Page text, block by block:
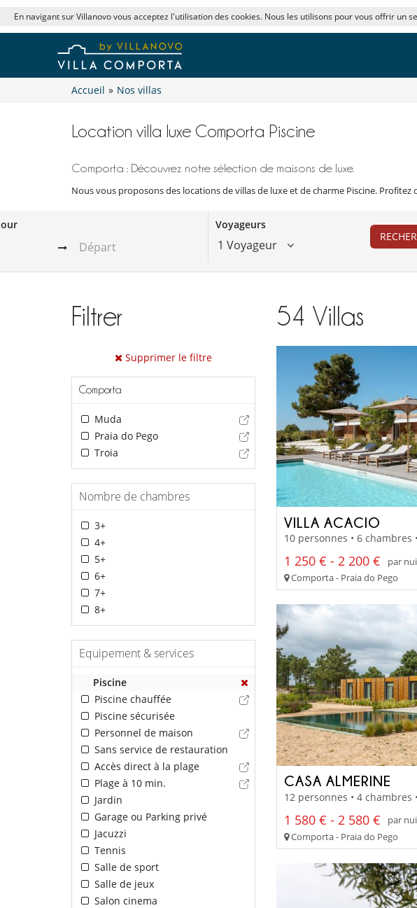
En navigant sur Villanovo vous acceptez l'utilisation des cookies. Nous les utilisons pour vous offrir un
Accueil » Nos villas
Location villa luxe Comporta Piscine
Comporta : Découvrez notre sélection de maisons de luxe.
Nous vous proposons des locations de villas de luxe et de charme Piscine. Profitez
Voyageurs
1 Voyageur
Filtrer
Supprimer le filtre
Comporta
Muda
Praia do Pego
Troia
Nombre de chambres
3+
4+
5+
6+
7+
8+
Equipement & services
Piscine
Piscine chauffée
Piscine sécurisée
Personnel de maison
Sans service de restauration
Accès direct à la plage
Plage à 10 min.
Jardin
Garage ou Parking privé
Jacuzzi
Tennis
Salle de sport
Salle de jeux
Salon cinema
54 Villas
VILLA ACACIO
10 personnes • 6 chambres
1 250 € - 2 200 €
par
Comporta - Praia do Pego
CASA ALMERINE
12 personnes • 4 chambres
1 580 € - 2 580 €
par
Comporta - Praia do Pego